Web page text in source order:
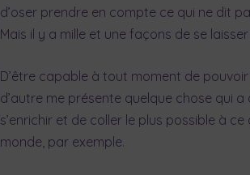
d’oser prendre en compte ce qui ne dit
Mais il y a mille et une façons de se
D’être capable à tout moment de
d’autre me présente quelque chose qui a
s’enrichir et de coller le plus possible à
monde, par exemple.